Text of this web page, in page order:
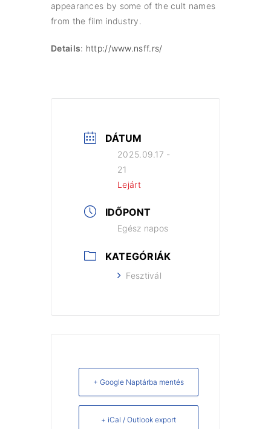
appearances by some of the cult names
from the film industry.
Details: http://www.nsff.rs/
DÁTUM
2025.09.17 -
21
Lejárt
IDŐPONT
Egész napos
KATEGÓRIÁK
Fesztivál
+ Google Naptárba mentés
+ iCal / Outlook export